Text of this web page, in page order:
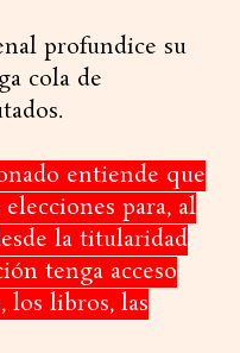
profundice su
cola de
entiende que
para, al
la titularidad
tenga acceso
los libros, las